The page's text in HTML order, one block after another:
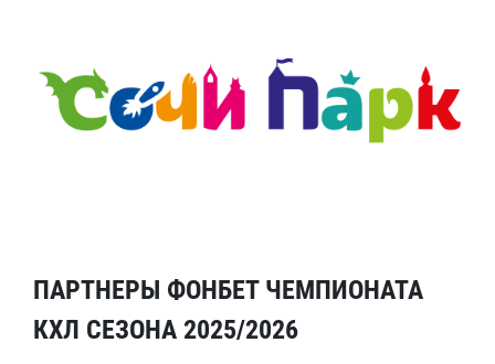
ПАРТНЕРЫ ФОНБЕТ ЧЕМПИОНАТА
КХЛ СЕЗОНА 2025/2026